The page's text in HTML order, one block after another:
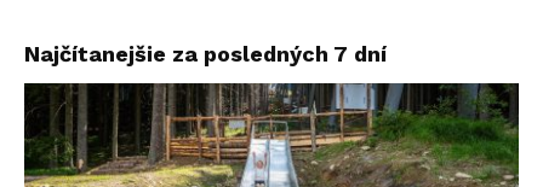
Najčítanejšie za posledných 7 dní